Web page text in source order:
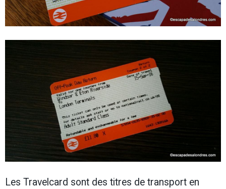
Les Travelcard sont des titres de transport en